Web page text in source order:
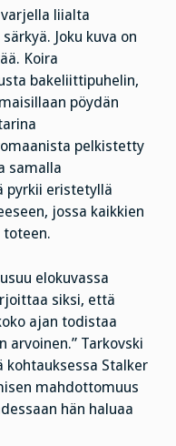
liialta
Joku kuva on
Koira
bakeliittipuhelin,
pöydän
pelkistetty
samalla
pyrkii eristetyllä
jossa kaikkien
elokuvassa
siksi, että
ajan todistaa
arvoinen.” Tarkovski
kohtauksessa Stalker
mahdottomuus
hän haluaa